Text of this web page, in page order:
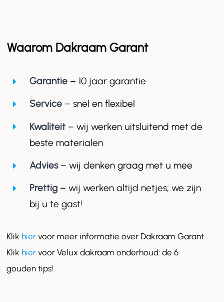
Waarom Dakraam Garant
Garantie– 10 jaar garantie
Service – snel en flexibel
Kwaliteit– wij werken uitsluitend met de
beste materialen
Advies– wij denken graag met u mee
Prettig– wij werken altijd netjes; we zijn
bij u te gast!
Klik hier voor meer informatie over Dakraam Garant.
Klik hier voor Velux dakraam onderhoud: de 6
gouden tips!